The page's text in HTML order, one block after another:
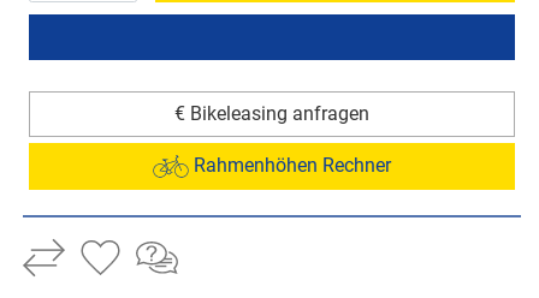
€ Bikeleasing anfragen
Rahmenhöhen Rechner